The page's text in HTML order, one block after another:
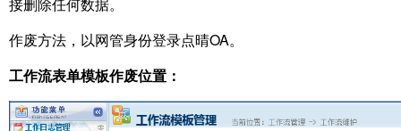
接删除任何数据。
作废方法，以网管身份登录点晴OA。
工作流表单模板作废位置：